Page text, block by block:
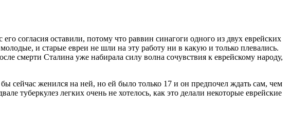
согласия оставили, потому что раввин синагоги одного из двух еврейских
и старые евреи не шли на эту работу ни в какую и только плевались.
смерти Сталина уже набирала силу волна сочувствия к еврейскому народу,
сейчас женился на ней, но ей было только 17 и он предпочел ждать сам, чем
туберкулез легких очень не хотелось, как это делали некоторые еврейские